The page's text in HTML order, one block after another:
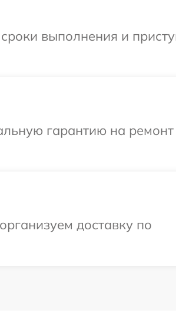
выполнения и
гарантию на ремонт
доставку по